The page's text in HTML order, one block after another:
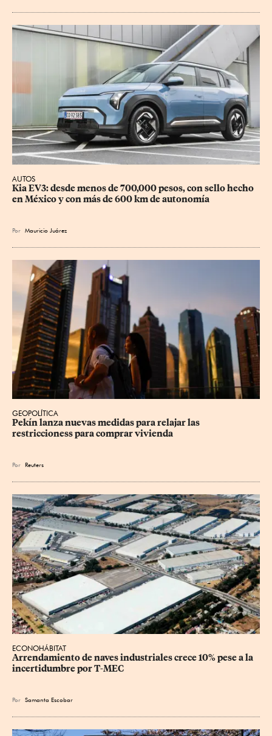
AUTOS
Kia EV3: desde menos de 700,000 pesos, con sello hecho
en México y con más de 600 km de autonomía
Por Mauricio Juárez
GEOPOLÍTICA
Pekín lanza nuevas medidas para relajar ⁠las
restriccioness para comprar vivienda
Por Reuters
ECONOHÁBITAT
Arrendamiento de naves industriales crece 10% pese a la
incertidumbre por T-MEC
Por Samanta Escobar